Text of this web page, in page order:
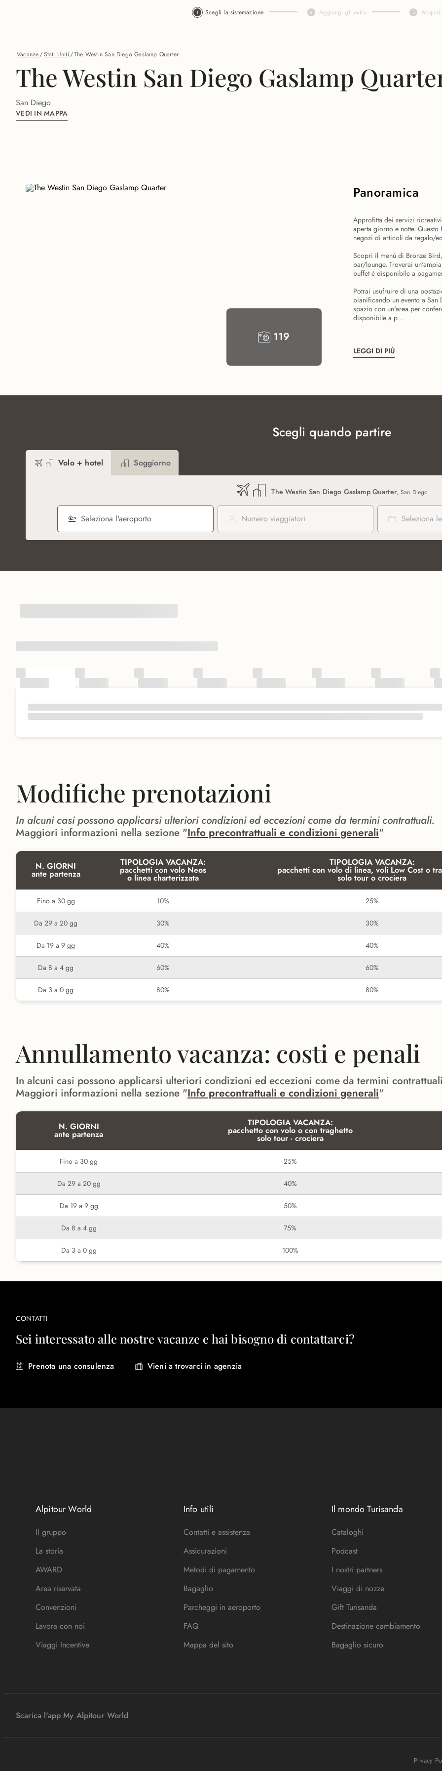
Scegli la sistemazione Aggiungi gli extra
Vacanze/Stati Uniti/The Westin San Diego Gaslamp Quarter
The Westin San Diego Gaslamp
San Diego
VEDI IN MAPPA
119
Panoramica
Approfitta dei servizi
aperta giorno e notte.
negozi di articoli da regalo/
Scopri il menù di Bronze
bar/lounge. Troverai
buffet è disponibile a
Potrai usufruire di una
pianificando un evento a
spazio con un'area per
disponibile a p...
LEGGI DI PIÙ
Scegli quando partire
Volo + hotel Soggiorno
The Westin San Diego Gaslamp Quarter, San Diego
Seleziona l'aeroporto Numero viaggiatori Seleziona
Modifiche prenotazioni
In alcuni casi possono applicarsi ulteriori condizioni ed eccezioni come da termini contrattuali.
Maggiori informazioni nella sezione "Info precontrattuali e condizioni generali"
N. GIORNI
ante partenza
TIPOLOGIA VACANZA:
pacchetti con volo Neos
o linea charterizzata
TIPOLOGIA VACANZA:
pacchetti con volo di linea, voli Low Cost o
solo tour o crociera
Fino a 30 gg 10% 25%
Da 29 a 20 gg 30% 30%
Da 19 a 9 gg 40% 40%
Da 8 a 4 gg 60% 60%
Da 3 a 0 gg 80% 80%
Annullamento vacanza: costi e penali
In alcuni casi possono applicarsi ulteriori condizioni ed eccezioni come da termini contrattuali
Maggiori informazioni nella sezione "Info precontrattuali e condizioni generali"
N. GIORNI
ante partenza
TIPOLOGIA VACANZA:
pacchetto con volo o con traghetto
solo tour - crociera
Fino a 30 gg 25%
Da 29 a 20 gg 40%
Da 19 a 9 gg 50%
Da 8 a 4 gg 75%
Da 3 a 0 gg 100%
CONTATTI
Sei interessato alle nostre vacanze e hai bisogno di contattarci?
Prenota una consulenza Vieni a trovarci in agenzia
Alpitour World
Il gruppo
La storia
AWARD
Area riservata
Convenzioni
Lavora con noi
Viaggi Incentive
Info utili
Contatti e assistenza
Assicurazioni
Metodi di pagamento
Bagaglio
Parcheggi in aeroporto
FAQ
Mappa del sito
Il mondo Turisanda
Cataloghi
Podcast
I nostri partners
Viaggi di nozze
Gift Turisanda
Destinazione cambiamento
Bagaglio sicuro
Scarica l'app My Alpitour World
Privacy